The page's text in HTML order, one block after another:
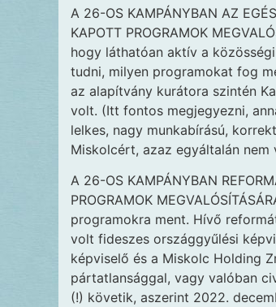
A 26-OS KAMPÁNYBAN AZ
KAPOTT PROGRAMOK
hogy láthatóan aktív a
tudni, milyen programokat fog
az alapítvány kurátora szintén
volt. (Itt fontos megjegyezni,
lelkes, nagy munkabírású,
Miskolcért, azaz egyáltalán nem
A 26-OS KAMPÁNYBAN
PROGRAMOK
programokra ment. Hívő
volt fideszes országgyűlési
képviselő és a Miskolc Holding
pártatlansággal, vagy valóban
(!) követik, aszerint 2022.